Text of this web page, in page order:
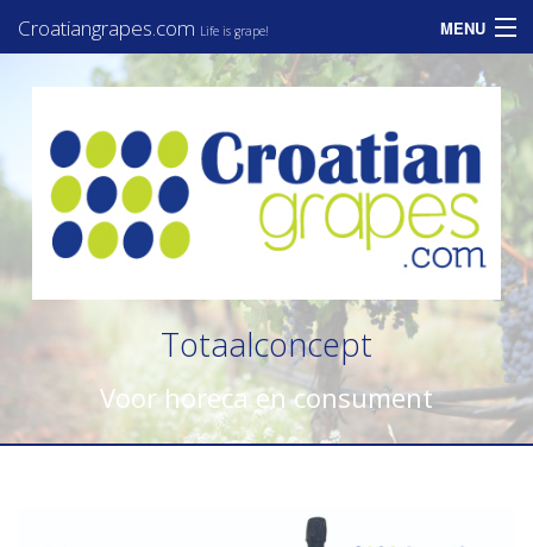
Croatiangrapes.com Life is grape! MENU
Assortiment
Informatie
Zakelijk
Consumenten
Totaalconcept
Voor horeca en consument